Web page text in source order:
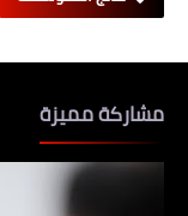
مشاركة مميزة